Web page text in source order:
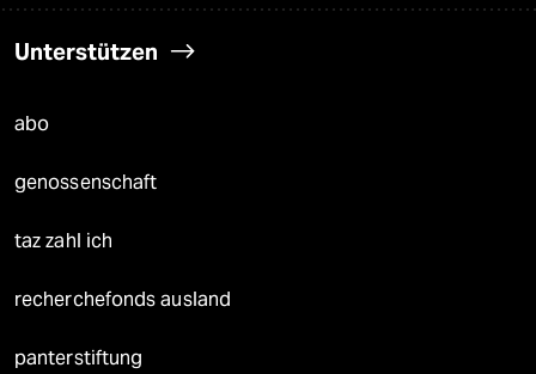
Unterstützen
abo
genossenschaft
taz zahl ich
recherchefonds ausland
panterstiftung